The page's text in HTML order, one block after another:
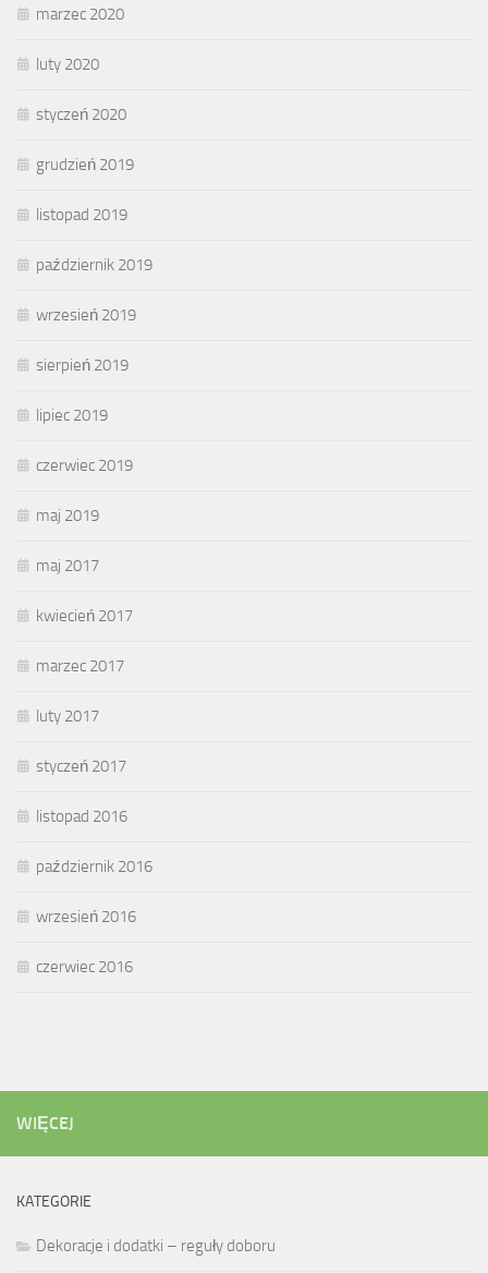
marzec 2020
luty 2020
styczeń 2020
grudzień 2019
listopad 2019
październik 2019
wrzesień 2019
sierpień 2019
lipiec 2019
czerwiec 2019
maj 2019
maj 2017
kwiecień 2017
marzec 2017
luty 2017
styczeń 2017
listopad 2016
październik 2016
wrzesień 2016
czerwiec 2016
WIĘCEJ
KATEGORIE
Dekoracje i dodatki – reguły doboru